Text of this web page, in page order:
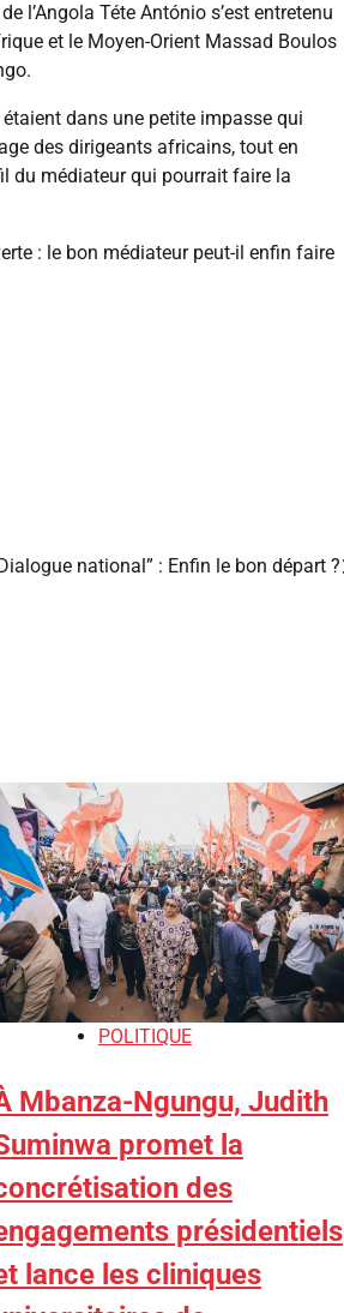
l’Angola Téte António s’est entretenu
et le Moyen-Orient Massad Boulos
étaient dans une petite impasse qui
des dirigeants africains, tout en
du médiateur qui pourrait faire la
: le bon médiateur peut-il enfin faire
national” : Enfin le bon départ ?
POLITIQUE
Mbanza-Ngungu, Judith
promet la
des
présidentiels
lance les cliniques